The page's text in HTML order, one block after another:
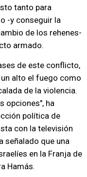
tanto para
-y conseguir la
de los rehenes-
armado.
de este conflicto,
alto el fuego como
de la violencia.
opciones", ha
política de
con la televisión
señalado que una
en la Franja de
Hamás.